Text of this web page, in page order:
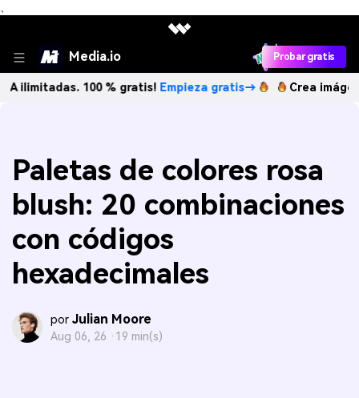
、
Media.io Probar gratis
100 % gratis!Empieza gratis→ Crea imágenes IA
Paletas de colores rosa
blush: 20 combinaciones
con códigos
hexadecimales
por Julian Moore
Aug 06, 26 · 19 min(s)